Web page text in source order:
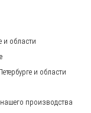
и области
и области
производства